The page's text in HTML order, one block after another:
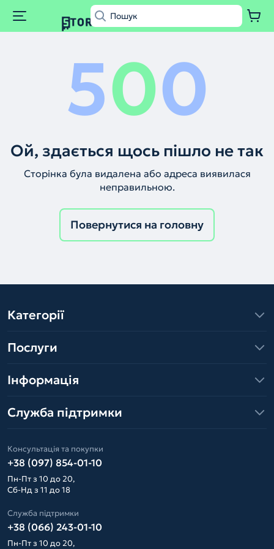
500
Ой, здається щось пішло не так
Сторінка була видалена або адреса виявилася
неправильною.
Повернутися на головну
Категорії
Послуги
Інформація
Служба підтримки
Консультація та покупки
+38 (097) 854-01-10
Пн-Пт з 10 до 20,
Сб-Нд з 11 до 18
Служба підтримки
+38 (066) 243-01-10
Пн-Пт з 10 до 20,